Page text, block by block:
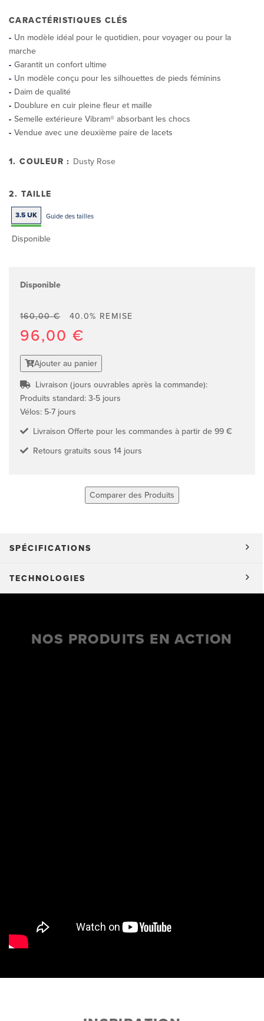
CARACTÉRISTIQUES CLÉS
Un modèle idéal pour le quotidien, pour voyager ou pour la
marche
Garantit un confort ultime
Un modèle conçu pour les silhouettes de pieds féminins
Daim de qualité
Doublure en cuir pleine fleur et maille
Semelle extérieure Vibram® absorbant les chocs
Vendue avec une deuxième paire de lacets
1. COULEUR : Dusty Rose
2. TAILLE
3.5 UK Guide des tailles
Disponible
Disponible
160,00 € 40.0% REMISE
96,00 €
Ajouter au panier
Livraison (jours ouvrables après la commande):
Produits standard: 3-5 jours
Vélos: 5-7 jours
Livraison Offerte pour les commandes à partir de 99 €
Retours gratuits sous 14 jours
Comparer des Produits
SPÉCIFICATIONS
TECHNOLOGIES
NOS PRODUITS EN ACTION